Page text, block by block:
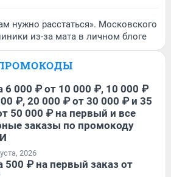
нужно расстаться». Московского
из-за мата в личном блоге
6 000 ₽ от 10 000 ₽, 10 000 ₽
₽, 20 000 ₽ от 30 000 ₽ и 35
50 000 ₽ на первый и все
заказы по промокоду
2026
500 ₽ на первый заказ от